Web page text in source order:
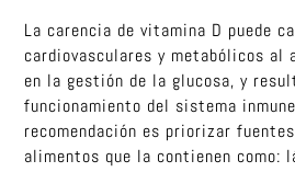
La carencia de vitamina D puede
cardiovasculares y metabólicos al
en la gestión de la glucosa, y
funcionamiento del sistema
recomendación es priorizar
alimentos que la contienen como: